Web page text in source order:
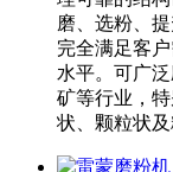
磨、选粉、
完全满足客
水平。可广
矿等行业，
状、颗粒状